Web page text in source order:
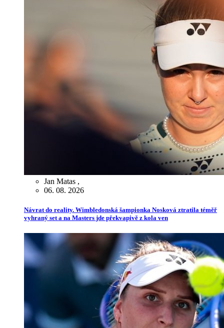
Jan Matas ,
06. 08. 2026
Návrat do reality. Wimbledonská šampionka Nosková ztratila téměř
vyhraný set a na Masters jde překvapivě z kola ven